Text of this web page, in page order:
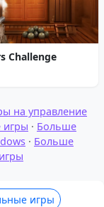
Challenge
на управление
игры · Больше
· Больше
игры